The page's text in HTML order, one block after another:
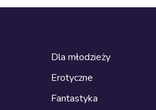
Dla młodzieży
Erotyczne
Fantastyka